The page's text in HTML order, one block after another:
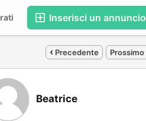
Inserisci un annuncio
Precedente Prossimo
Beatrice